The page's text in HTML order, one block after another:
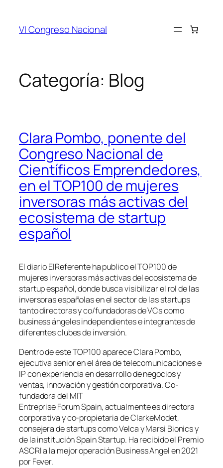
VI Congreso Nacional
Categoría: Blog
Clara Pombo, ponente del
Congreso Nacional de
Científicos Emprendedores,
en el TOP100 de mujeres
inversoras más activas del
ecosistema de startup
español
El diario ElReferente ha publico el TOP100 de
mujeres inversoras más activas del ecosistema de
startup español, donde busca visibilizar el rol de las
inversoras españolas en el sector de las startups
tanto directoras y co/fundadoras de VCs como
business ángeles independientes e integrantes de
diferentes clubes de inversión.
Dentro de este TOP100 aparece Clara Pombo,
ejecutiva senior en el área de telecomunicaciones e
IP con experiencia en desarrollo de negocios y
ventas, innovación y gestión corporativa. Co-
fundadora del MIT
Entreprise Forum Spain, actualmente es directora
corporativa y co-propietaria de ClarkeModet,
consejera de startups como Velca y Marsi Bionics y
de la institución Spain Startup. Ha recibido el Premio
ASCRI a la mejor operación Business Angel en 2021
por Fever.